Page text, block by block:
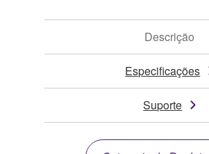
Descrição
Especificações
Suporte